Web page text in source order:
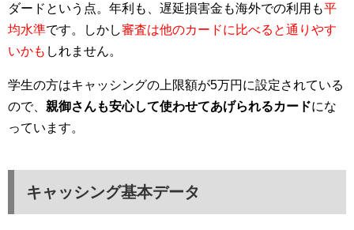
ダードという点。年利も、遅延損害金も海外での利用も平
均水準です。しかし審査は他のカードに比べると通りやす
いかも しれません。
学生の方はキャッシングの上限額が5万円に設定されている
ので、 親御さんも安心して使わせてあげられるカードにな
っています。
キャッシング基本データ